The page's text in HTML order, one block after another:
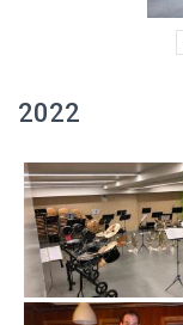
2022